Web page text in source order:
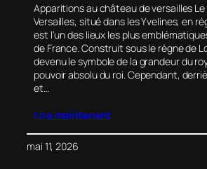
Apparitions au château de versailles
Versailles, situé dans les Yvelines, en
est l’un des lieux les plus
de France. Construit sous le règne de
devenu le symbole de la grandeur du
pouvoir absolu du roi. Cependant,
et…
Lire maintenant
mai 11, 2026